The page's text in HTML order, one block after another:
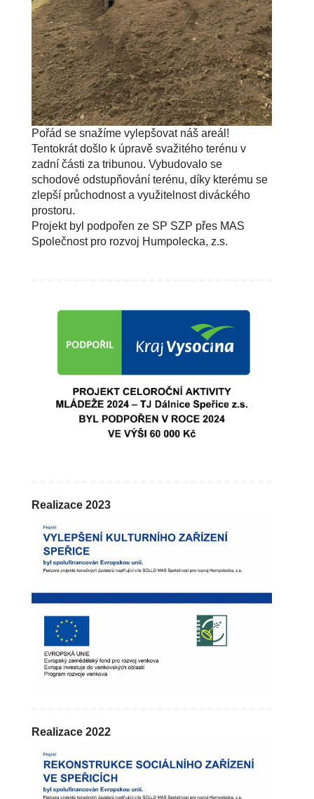
Pořád se snažíme vylepšovat náš areál!
Tentokrát došlo k úpravě svažitého terénu v
zadní části za tribunou. Vybudovalo se
schodové odstupňování terénu, díky kterému se
zlepší průchodnost a využitelnost diváckého
prostoru.
Projekt byl podpořen ze SP SZP přes MAS
Společnost pro rozvoj Humpolecka, z.s.
Realizace 2023
Realizace 2022